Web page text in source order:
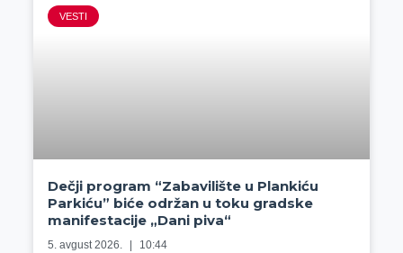
VESTI
Dečji program “Zabavilište u Plankiću
Parkiću” biće održan u toku gradske
manifestacije „Dani piva“
5. avgust 2026. 10:44